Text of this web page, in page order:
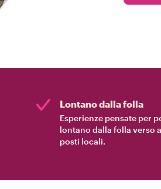
Lontano dalla folla
Esperienze pensate per
lontano dalla folla verso
posti locali.